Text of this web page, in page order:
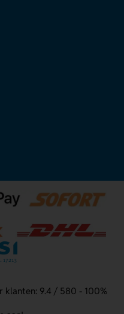
klanten: 9.4 / 580 - 100%